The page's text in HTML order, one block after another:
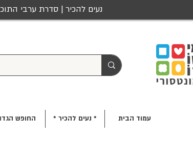
נעים להכיר | סדרת ערבי
עמוד הבית * נעים להכיר * החופש